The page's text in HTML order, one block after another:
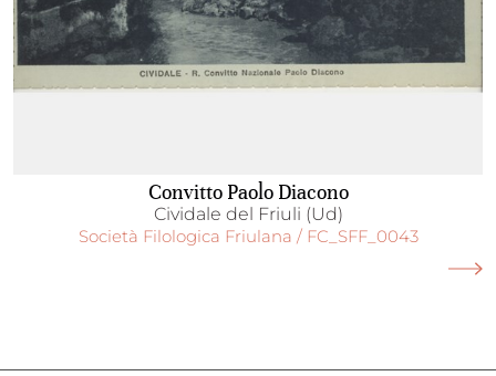
Convitto Paolo Diacono
Cividale del Friuli (Ud)
Società Filologica Friulana / FC_SFF_0043